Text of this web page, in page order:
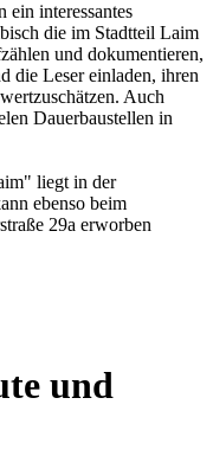
interessantes
die im Stadtteil Laim
und dokumentieren,
die Leser einladen, ihren
Auch
Dauerbaustellen in
liegt in der
ebenso beim
29a erworben
und